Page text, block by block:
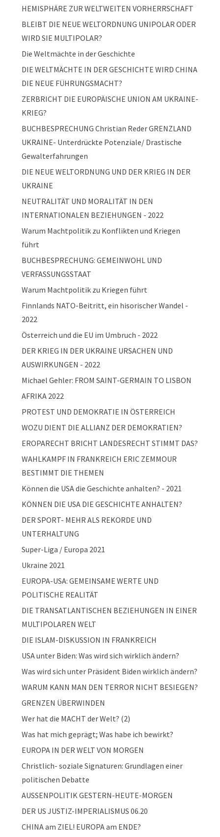
HEMISPHÄRE ZUR WELTWEITEN VORHERRSCHAFT
BLEIBT DIE NEUE WELTORDNUNG UNIPOLAR ODER
WIRD SIE MULTIPOLAR?
Die Weltmächte in der Geschichte
DIE WELTMÄCHTE IN DER GESCHICHTE WIRD CHINA
DIE NEUE FÜHRUNGSMACHT?
ZERBRICHT DIE EUROPÄISCHE UNION AM UKRAINE-
KRIEG?
BUCHBESPRECHUNG Christian Reder GRENZLAND
UKRAINE- Unterdrückte Potenziale/ Drastische
Gewalterfahrungen
DIE NEUE WELTORDNUNG UND DER KRIEG IN DER
UKRAINE
NEUTRALITÄT UND MORALITÄT IN DEN
INTERNATIONALEN BEZIEHUNGEN - 2022
Warum Machtpolitik zu Konflikten und Kriegen
führt
BUCHBESPRECHUNG: GEMEINWOHL UND
VERFASSUNGSSTAAT
Warum Machtpolitik zu Kriegen führt
Finnlands NATO-Beitritt, ein hisorischer Wandel -
2022
Österreich und die EU im Umbruch - 2022
DER KRIEG IN DER UKRAINE URSACHEN UND
AUSWIRKUNGEN - 2022
Michael Gehler: FROM SAINT-GERMAIN TO LISBON
AFRIKA 2022
PROTEST UND DEMOKRATIE IN ÖSTERREICH
WOZU DIENT DIE ALLIANZ DER DEMOKRATIEN?
EROPARECHT BRICHT LANDESRECHT STIMMT DAS?
WAHLKAMPF IN FRANKREICH ERIC ZEMMOUR
BESTIMMT DIE THEMEN
Können die USA die Geschichte anhalten? - 2021
KÖNNEN DIE USA DIE GESCHICHTE ANHALTEN?
DER SPORT- MEHR ALS REKORDE UND
UNTERHALTUNG
Super-Liga / Europa 2021
Ukraine 2021
EUROPA-USA: GEMEINSAME WERTE UND
POLITISCHE REALITÄT
DIE TRANSATLANTISCHEN BEZIEHUNGEN IN EINER
MULTIPOLAREN WELT
DIE ISLAM-DISKUSSION IN FRANKREICH
USA unter Biden: Was wird sich wirklich ändern?
Was wird sich unter Präsident Biden wirklich ändern?
WARUM KANN MAN DEN TERROR NICHT BESIEGEN?
GRENZEN ÜBERWINDEN
Wer hat die MACHT der Welt? (2)
Was hat mich geprägt; Was habe ich bewirkt?
EUROPA IN DER WELT VON MORGEN
Christlich- soziale Signaturen: Grundlagen einer
politischen Debatte
AUSSENPOLITIK GESTERN-HEUTE-MORGEN
DER US JUSTIZ-IMPERIALISMUS 06.20
CHINA am ZIEL! EUROPA am ENDE?